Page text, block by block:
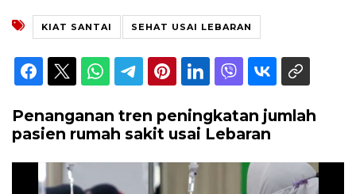
KIAT SANTAI SEHAT USAI LEBARAN
Penanganan tren peningkatan jumlah
pasien rumah sakit usai Lebaran